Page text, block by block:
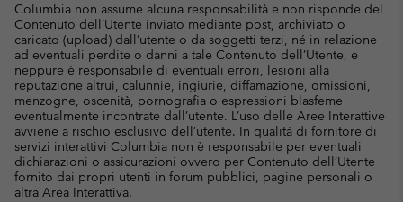
Columbia non assume alcuna responsabilità e non risponde del
Contenuto dell’Utente inviato mediante post, archiviato o
caricato (upload) dall’utente o da soggetti terzi, né in relazione
ad eventuali perdite o danni a tale Contenuto dell’Utente, e
neppure è responsabile di eventuali errori, lesioni alla
reputazione altrui, calunnie, ingiurie, diffamazione, omissioni,
menzogne, oscenità, pornografia o espressioni blasfeme
eventualmente incontrate dall’utente. L’uso delle Aree Interattive
avviene a rischio esclusivo dell’utente. In qualità di fornitore di
servizi interattivi Columbia non è responsabile per eventuali
dichiarazioni o assicurazioni ovvero per Contenuto dell’Utente
fornito dai propri utenti in forum pubblici, pagine personali o
altra Area Interattiva.